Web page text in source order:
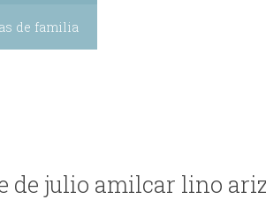
de familia
de julio amilcar lino